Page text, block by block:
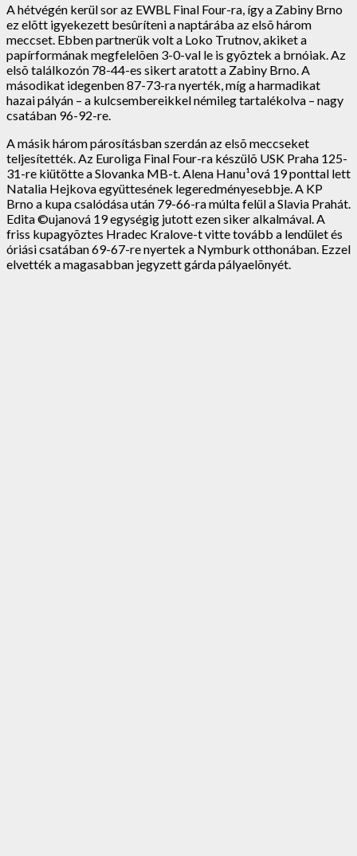
A hétvégén kerül sor az EWBL Final Four-ra, így a Zabiny Brno
ez elõtt igyekezett besûríteni a naptárába az elsõ három
meccset. Ebben partnerük volt a Loko Trutnov, akiket a
papírformának megfelelõen 3-0-val le is gyõztek a brnóiak. Az
elsõ találkozón 78-44-es sikert aratott a Zabiny Brno. A
másodikat idegenben 87-73-ra nyerték, míg a harmadikat
hazai pályán – a kulcsembereikkel némileg tartalékolva – nagy
csatában 96-92-re.
A másik három párosításban szerdán az elsõ meccseket
teljesítették. Az Euroliga Final Four-ra készülõ USK Praha 125-
31-re kiütötte a Slovanka MB-t. Alena Hanu¹ová 19 ponttal lett
Natalia Hejkova együttesének legeredményesebbje. A KP
Brno a kupa csalódása után 79-66-ra múlta felül a Slavia Prahát.
Edita ©ujanová 19 egységig jutott ezen siker alkalmával. A
friss kupagyõztes Hradec Kralove-t vitte tovább a lendület és
óriási csatában 69-67-re nyertek a Nymburk otthonában. Ezzel
elvették a magasabban jegyzett gárda pályaelõnyét.